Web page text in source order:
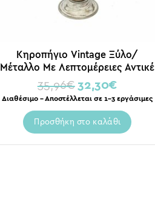
Κηροπήγιο Vintage Ξύλο/
Μέταλλο Με Λεπτομέρειες Αντικέ
Εκρού/ Χρυσή Πατίνα Υ35
35,96€ 32,30€
Διαθέσιμο – Αποστέλλεται σε 1-3 εργάσιμες
Προσθήκη στο καλάθι